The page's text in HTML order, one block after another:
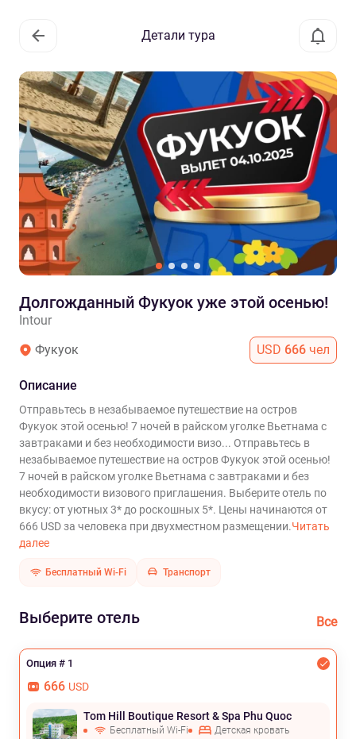
Детали тура
Долгожданный Фукуок уже этой осенью!
Intour
Фукуок
USD 666 чел
Описание
Отправьтесь в незабываемое путешествие на остров
Фукуок этой осенью! 7 ночей в райском уголке Вьетнама с
завтраками и без необходимости визо... Отправьтесь в
незабываемое путешествие на остров Фукуок этой осенью!
7 ночей в райском уголке Вьетнама с завтраками и без
необходимости визового приглашения. Выберите отель по
вкусу: от уютных 3* до роскошных 5*. Цены начинаются от
666 USD за человека при двухместном размещении.Читать
далее
Бесплатный Wi-Fi Транспорт
Выберите отель Все
Опция # 1
666 USD
Tom Hill Boutique Resort & Spa Phu Quoc
Бесплатный Wi-Fi Детская кровать